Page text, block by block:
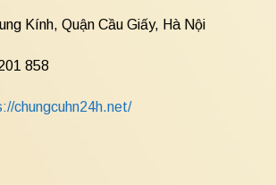
Kính, Quận Cầu Giấy, Hà Nội
858
chungcuhn24h.net/